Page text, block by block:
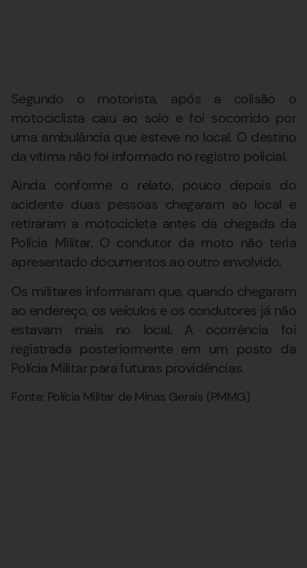
Segundo o motorista, após a colisão o
motociclista caiu ao solo e foi socorrido por
uma ambulância que esteve no local. O destino
da vítima não foi informado no registro policial.
Ainda conforme o relato, pouco depois do
acidente duas pessoas chegaram ao local e
retiraram a motocicleta antes da chegada da
Polícia Militar. O condutor da moto não teria
apresentado documentos ao outro envolvido.
Os militares informaram que, quando chegaram
ao endereço, os veículos e os condutores já não
estavam mais no local. A ocorrência foi
registrada posteriormente em um posto da
Polícia Militar para futuras providências.
Fonte: Polícia Militar de Minas Gerais (PMMG)